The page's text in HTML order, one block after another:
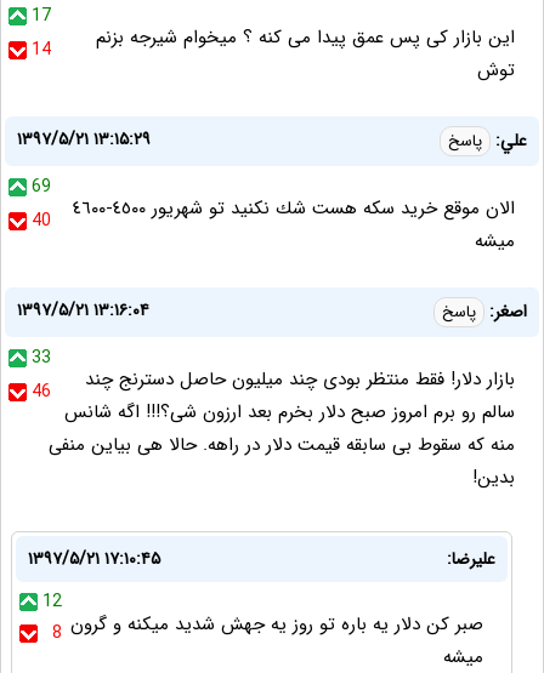
17
14
این بازار کی پس عمق پیدا می کنه ؟ میخوام شیرجه بزنم
توش
علي: پاسخ
۱۳۹۷/۵/۲۱ ۱۳:۱۵:۲۹
69
40
الان موقع خريد سكه هست شك نكنيد تو شهريور ٤٥٠٠-٤٦٠٠
ميشه
اصغر: پاسخ
۱۳۹۷/۵/۲۱ ۱۳:۱۶:۰۴
33
46
بازار دلار! فقط منتظر بودی چند میلیون حاصل دسترنج چند
سالم رو برم امروز صبح دلار بخرم بعد ارزون شی؟!!! اگه شانس
منه که سقوط بی سابقه قیمت دلار در راهه. حالا هی بیاین منفی
بدین!
علیرضا:
۱۳۹۷/۵/۲۱ ۱۷:۱۰:۴۵
12
8 صبر کن دلار یه باره تو روز یه جهش شدید میکنه و گرون
میشه